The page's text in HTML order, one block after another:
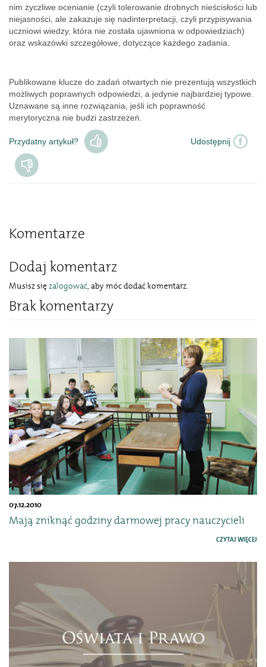
Zaloguj
nim życzliwe ocenianie (czyli tolerowanie drobnych nieścisłości lub
niejasności, ale zakazuje się nadinterpretacji, czyli przypisywania
uczniowi wiedzy, która nie została ujawniona w odpowiedziach)
oraz wskazówki szczegółowe, dotyczące każdego zadania.
Publikowane klucze do zadań otwartych nie prezentują wszystkich
możliwych poprawnych odpowiedzi, a jedynie najbardziej typowe.
Uznawane są inne rozwiązania, jeśli ich poprawność
merytoryczna nie budzi zastrzeżeń.
Przydatny artykuł? Udostępnij
Komentarze
Dodaj komentarz
Musisz sięzalogować, aby móc dodać komentarz.
Brak komentarzy
07.12.2010
Mają zniknąć godziny darmowej pracy nauczycieli
CZYTAJ WIĘCEJ